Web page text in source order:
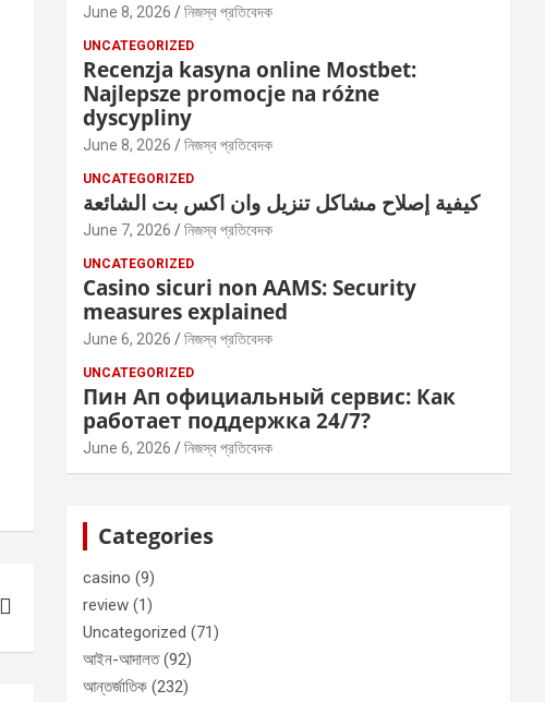
June 8, 2026 নিজস্ব প্রতিবেদক
UNCATEGORIZED
Recenzja kasyna online Mostbet:
Najlepsze promocje na różne
dyscypliny
June 8, 2026 নিজস্ব প্রতিবেদক
UNCATEGORIZED
كيفية إصلاح مشاكل تنزيل وان اكس بت الشائعة
June 7, 2026 নিজস্ব প্রতিবেদক
UNCATEGORIZED
Casino sicuri non AAMS: Security
measures explained
June 6, 2026 নিজস্ব প্রতিবেদক
UNCATEGORIZED
Пин Ап официальный сервис: Как
работает поддержка 24/7?
June 6, 2026 নিজস্ব প্রতিবেদক
Categories
casino (9)
review (1)
Uncategorized (71)
আইন-আদালত(92)
আন্তর্জাতিক (232)